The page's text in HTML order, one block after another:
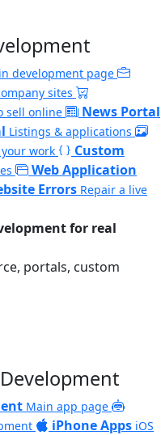
development page
sites
sell online News Portal
Listings & applications
work
Custom
Web Application
Errors Repair a live
for real
portals, custom
Main app page
iPhone Apps iOS